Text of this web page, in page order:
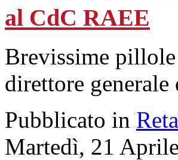
al CdC RAEE
Brevissime
direttore generale
Pubblicato in
Martedì, 21